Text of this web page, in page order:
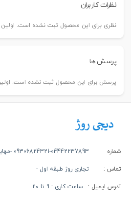
نظرات کاربران
نظری برای این محصول ثبت نشده است. اولین
پرسش ها
پرسش برای این محصول ثبت نشده است.
شماره
تماس : تجاری روژ طبقه اول -
آدرس ایمیل : ساعت کاری : 9 تا 20